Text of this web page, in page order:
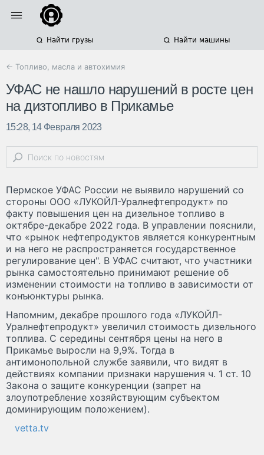
Найти грузы Найти машины
← Топливо, масла и автохимия
УФАС не нашло нарушений в росте цен
на дизтопливо в Прикамье
15:28, 14 Февраля 2023
Пермское УФАС России не выявило нарушений со
стороны ООО «ЛУКОЙЛ-Уралнефтепродукт» по
факту повышения цен на дизельное топливо в
октябре-декабре 2022 года. В управлении пояснили,
что «рынок нефтепродуктов является конкурентным
и на него не распространяется государственное
регулирование цен". В УФАС считают, что участники
рынка самостоятельно принимают решение об
изменении стоимости на топливо в зависимости от
конъюнктуры рынка.
Напомним, декабре прошлого года «ЛУКОЙЛ-
Уралнефтепродукт» увеличил стоимость дизельного
топлива. С середины сентября цены на него в
Прикамье выросли на 9,9%. Тогда в
антимонопольной службе заявили, что видят в
действиях компании признаки нарушения ч. 1 ст. 10
Закона о защите конкуренции (запрет на
злоупотребление хозяйствующим субъектом
доминирующим положением).
vetta.tv